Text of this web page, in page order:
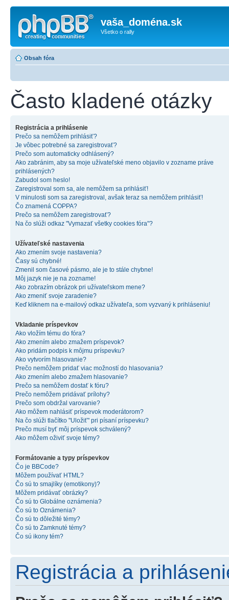
vaša_doména.sk
Všetko o rally
Obsah fóra
Často kladené otázky
Registrácia a prihlásenie
Prečo sa nemôžem prihlásiť?
Je vôbec potrebné sa zaregistrovať?
Prečo som automaticky odhlásený?
Ako zabránim, aby sa moje užívateľské meno objavilo v zozname práve
prihlásených?
Zabudol som heslo!
Zaregistroval som sa, ale nemôžem sa prihlásiť!
V minulosti som sa zaregistroval, avšak teraz sa nemôžem prihlásiť!
Čo znamená COPPA?
Prečo sa nemôžem zaregistrovať?
Na čo slúži odkaz "Vymazať všetky cookies fóra"?
Užívateľské nastavenia
Ako zmením svoje nastavenia?
Časy sú chybné!
Zmenil som časové pásmo, ale je to stále chybne!
Môj jazyk nie je na zozname!
Ako zobrazím obrázok pri užívateľskom mene?
Ako zmeniť svoje zaradenie?
Keď kliknem na e-mailový odkaz užívateľa, som vyzvaný k prihláseniu!
Vkladanie príspevkov
Ako vložím tému do fóra?
Ako zmením alebo zmažem príspevok?
Ako pridám podpis k môjmu príspevku?
Ako vytvorím hlasovanie?
Prečo nemôžem pridať viac možností do hlasovania?
Ako zmením alebo zmažem hlasovanie?
Prečo sa nemôžem dostať k fóru?
Prečo nemôžem pridávať prílohy?
Prečo som obdržal varovanie?
Ako môžem nahlásiť príspevok moderátorom?
Na čo slúži tlačítko "Uložiť" pri písaní príspevku?
Prečo musí byť môj príspevok schválený?
Ako môžem oživiť svoje témy?
Formátovanie a typy príspevkov
Čo je BBCode?
Môžem používať HTML?
Čo sú to smajlíky (emotikony)?
Môžem pridávať obrázky?
Čo sú to Globálne oznámenia?
Čo sú to Oznámenia?
Čo sú to dôležité témy?
Čo sú to Zamknuté témy?
Čo sú ikony tém?
Registrácia a